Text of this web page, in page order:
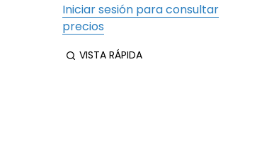
Iniciar sesión para consultar
precios
VISTA RÁPIDA